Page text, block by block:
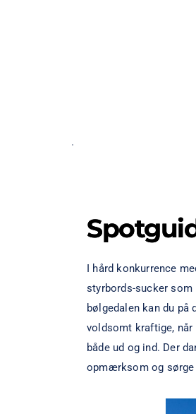
I hård konkurrence
styrbords-sucker som
bølgedalen kan du
voldsomt kraftige,
både ud og ind. Der
opmærksom og sørge